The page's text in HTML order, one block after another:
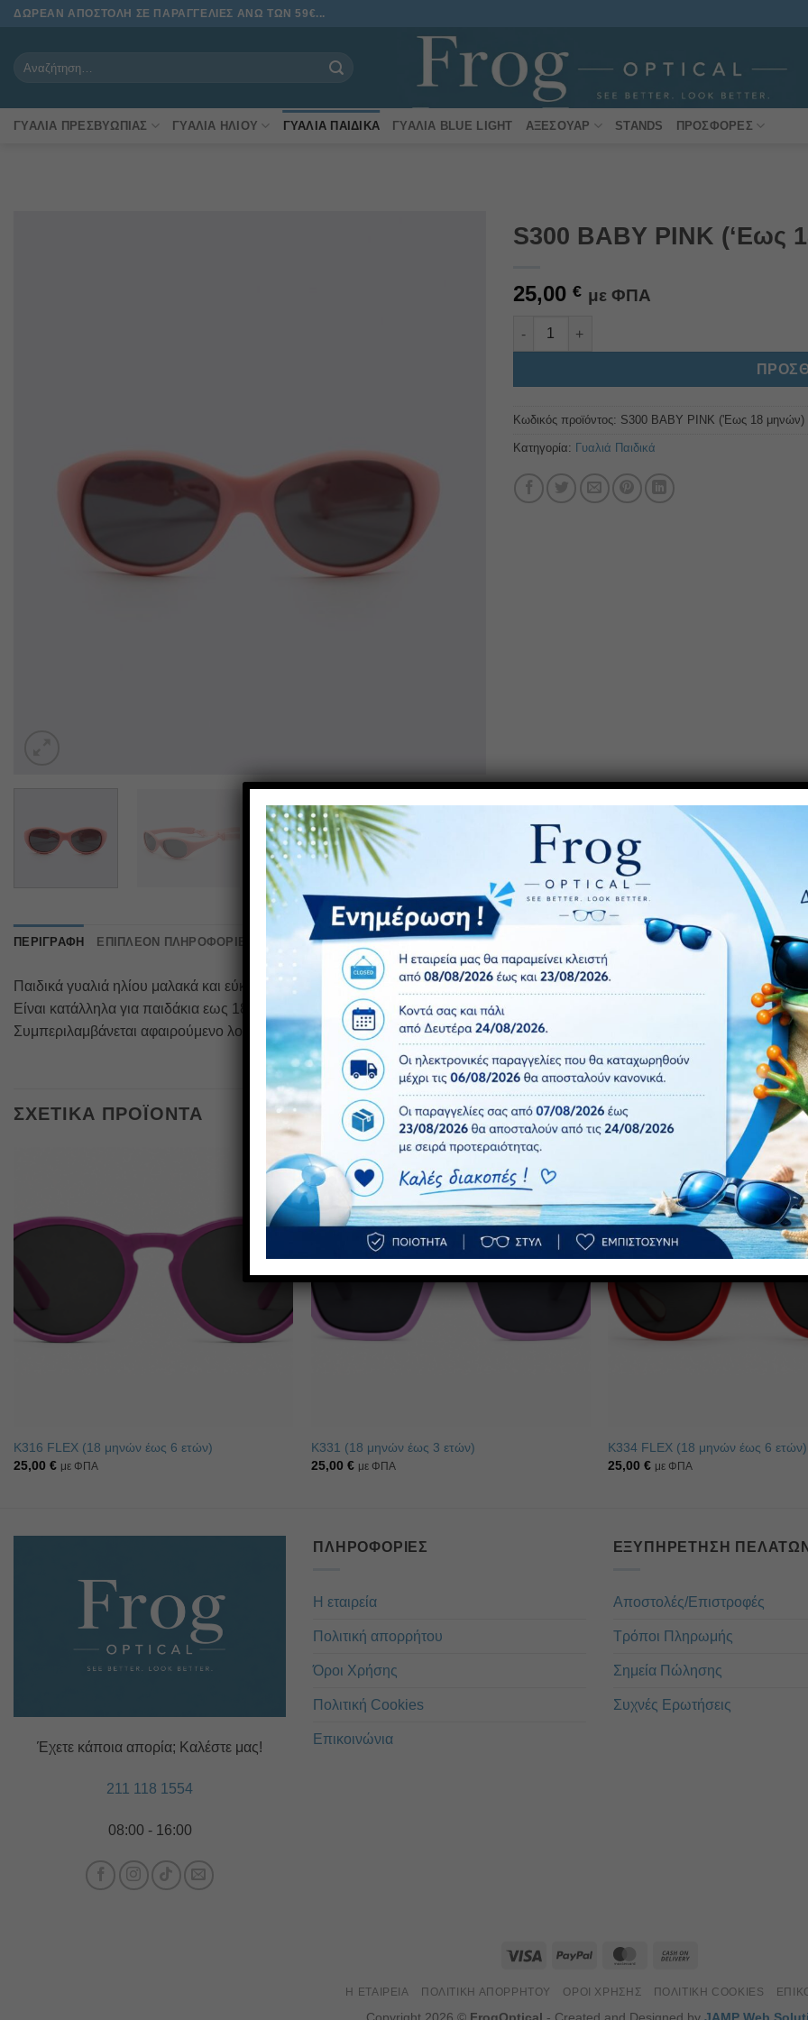
Μετάβαση
ΔΩΡΕΑΝ ΑΠΟΣΤΟΛΗ ΣΕ ΠΑΡΑΓΓΕΛΙΕΣ ΑΝΩ ΤΩΝ 59€...
ΓΥΑΛΙΆ ΠΡΕΣΒΥΩΠΊΑΣ ΓΥΑΛΙΆ ΗΛΊΟΥ ΓΥΑΛΙΆ ΠΑΙΔΙΚΆ ΓΥΑΛΙΆ BLUE LIGHT ΑΞΕΣΟΥΆΡ STANDS ΠΡΟΣΦΟΡΈΣ
S300 BABY PINK (‘Εως
25,00 € με ΦΠΑ
S300 BABY PINK ('Εως 18 μηνών) ποσότητα
Alternative:
Κωδικός προϊόντος: S300 BABY PINK ('Εως 18 μηνών)
Κατηγορία: Γυαλιά Παιδικά
ΠΕΡΙΓΡΑΦΉ ΕΠΙΠΛΈΟΝ ΠΛΗΡΟΦΟΡΊΕΣ
Παιδικά γυαλιά ηλίου μαλακά και εύκαμπτα σε ροζ χρώμα με προστασία UV400 και Polarized φακό.
Είναι κατάλληλα για παιδάκια εως 18 μηνών.
Συμπεριλαμβάνεται αφαιρούμενο λουράκι. Ρυθμίζοντας απλώς τον πίσω ιμάντα αποφεύγεται η πτώση και πετυχαίνεται η
ΣΧΕΤΙΚΆ ΠΡΟΪΌΝΤΑ
στην λίστα
επιθυμιών
Κ316 FLEX (18 μηνών έως 6 ετών)
25,00 € με ΦΠΑ
στην λίστα
επιθυμιών
K331 (18 μηνών έως 3 ετών)
25,00 € με ΦΠΑ
K334 FLEX (18 μηνών έως 6 ετών)
25,00€ με ΦΠΑ
Έχετε κάποια απορία; Καλέστε μας!
211 118 1554
08:00 - 16:00
ΠΛΗΡΟΦΟΡΊΕΣ
Η εταιρεία
Πολιτική απορρήτου
Όροι Χρήσης
Πολιτική Cookies
Επικοινώνια
ΕΞΥΠΗΡΈΤΗΣΗ
Αποστολές/Επιστροφές
Τρόποι Πληρωμής
Σημεία Πώλησης
Συχνές Ερωτήσεις
Η ΕΤΑΙΡΕΊΑ ΠΟΛΙΤΙΚΉ ΑΠΟΡΡΉΤΟΥ ΌΡΟΙ ΧΡΉΣΗΣ ΠΟΛΙΤΙΚΉ COOKIES